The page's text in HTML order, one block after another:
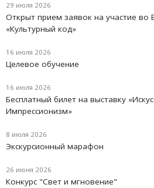
29 июля 2026
Открыт прием заявок на участие во
«Культурный код»
16 июля 2026
Целевое обучение
16 июля 2026
Бесплатный билет на выставку
Импрессионизм»
8 июля 2026
Экскурсионный марафон
26 июня 2026
Конкурс "Свет и мгновение"